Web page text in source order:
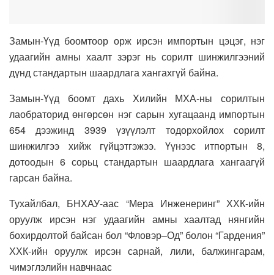
Замын-Үүд боомтоор орж ирсэн импортын цэцэг, нэг
удаагийн амны хаалт зэрэг нь сорилт шинжилгээний
дүнд стандартын шаардлага хангахгүй байна.
Замын-Үүд боомт дахь Хилийн МХА-ны сорилтын
лаобраторид өнгөрсөн нэг сарын хугацаанд импортын
654 дээжинд 3939 үзүүлэлт тодорхойлох сорилт
шинжилгээ хийж гүйцэтгэжээ. Үүнээс итпортын 8,
дотоодын 6 сорьц стандартын шаардлага хангаагүй
гарсан байна.
Тухайлбал, БНХАУ-аас “Мера Инженеринг” ХХК-ийн
оруулж ирсэн нэг удаагийн амны хаалтад нянгийн
бохирдолтой байсан бол “Фловэр–Од” болон “Гардения”
ХХК-ийн оруулж ирсэн сарнай, лили, балжингарам,
чимэглэлийн навчнаас